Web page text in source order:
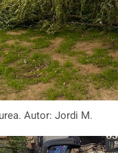
Autor: Jordi M.